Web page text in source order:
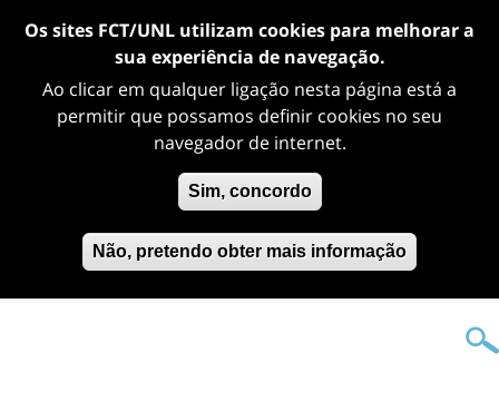
Os sites FCT/UNL utilizam cookies para melhorar a
sua experiência de navegação.
Ao clicar em qualquer ligação nesta página está a
permitir que possamos definir cookies no seu
navegador de internet.
Sim, concordo
Não, pretendo obter mais informação